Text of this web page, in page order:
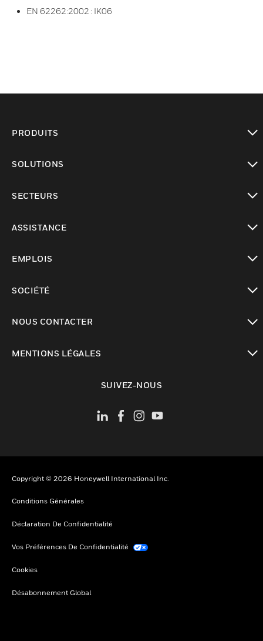
EN 62262:2002 : IK06
PRODUITS
SOLUTIONS
SECTEURS
ASSISTANCE
EMPLOIS
SOCIÉTÉ
NOUS CONTACTER
MENTIONS LÉGALES
SUIVEZ-NOUS
Copyright © 2026 Honeywell International Inc.
Conditions Générales
Déclaration De Confidentialité
Vos Préférences De Confidentialité
Cookies
Désabonnement Global